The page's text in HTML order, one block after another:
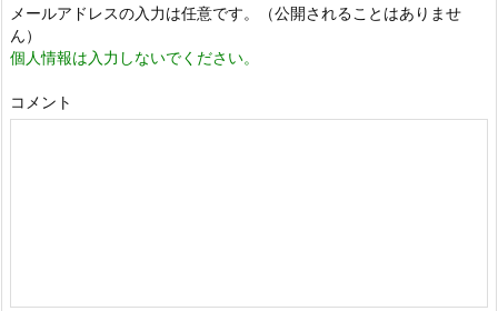
メールアドレスの入力は任意です。（公開されることはありませ
ん）
個人情報は入力しないでください。
コメント